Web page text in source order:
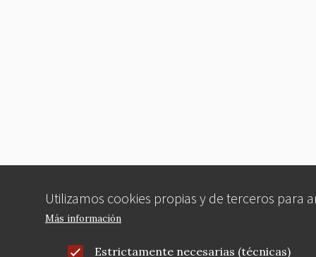
Utilizamos cookies propias y de terceros para
Más información
Estrictamente necesarias (técnicas)